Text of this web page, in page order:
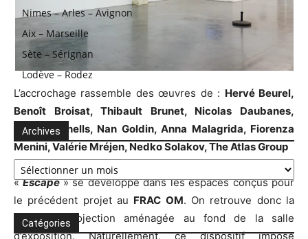
L’accrochage rassemble des œuvres de : Hervé Beurel,
Benoît Broisat, Thibault Brunet, Nicolas Daubanes,
Agnès Fornells, Nan Goldin, Anna Malagrida, Fiorenza
Menini, Valérie Mréjen, Nedko Solakov, The Atlas Group
«Escape » se développe dans les espaces conçus pour
le précédent projet au FRAC OM. On retrouve donc la
salle de projection aménagée au fond de la salle
d’exposition. Naturellement, ce dispositif impose
Nimes – Arles – Avignon
Aix – Marseille
Sète – Sérignan
Lodève – Rodez
Archives
Archives
Catégories